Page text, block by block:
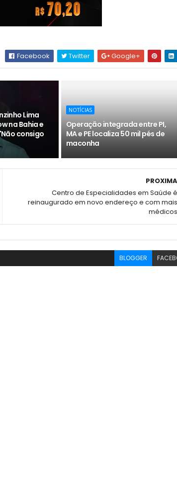
Facebook Twitter Google+
Lima
na Bahia e
consigo
NOTÍCIAS
Operação integrada entre PI,
MA e PE localiza 50 mil pés de
maconha
PROXIMA
Centro de Especialidades em Saúde é
reinaugurado em novo endereço e com mais
médicos
BLOGGER